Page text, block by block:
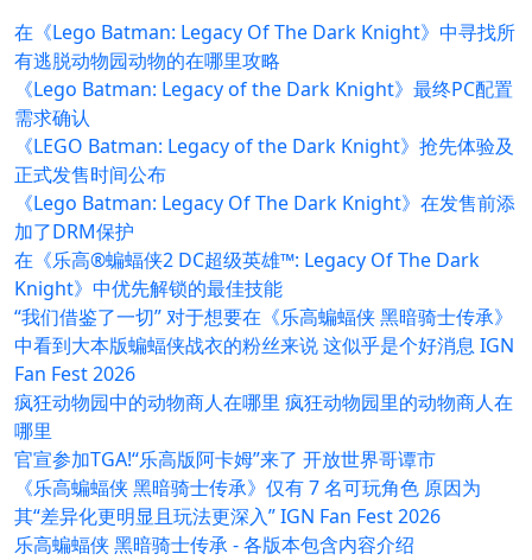
在《Lego Batman: Legacy Of The Dark Knight》中寻找所
有逃脱动物园动物的在哪里攻略
《Lego Batman: Legacy of the Dark Knight》最终PC配置
需求确认
《LEGO Batman: Legacy of the Dark Knight》抢先体验及
正式发售时间公布
《Lego Batman: Legacy Of The Dark Knight》在发售前添
加了DRM保护
在《乐高®蝙蝠侠2 DC超级英雄™: Legacy Of The Dark
Knight》中优先解锁的最佳技能
“我们借鉴了一切” 对于想要在《乐高蝙蝠侠 黑暗骑士传承》
中看到大本版蝙蝠侠战衣的粉丝来说 这似乎是个好消息 IGN
Fan Fest 2026
疯狂动物园中的动物商人在哪里 疯狂动物园里的动物商人在
哪里
官宣参加TGA!“乐高版阿卡姆”来了 开放世界哥谭市
《乐高蝙蝠侠 黑暗骑士传承》仅有 7 名可玩角色 原因为
其“差异化更明显且玩法更深入” IGN Fan Fest 2026
乐高蝙蝠侠 黑暗骑士传承 - 各版本包含内容介绍